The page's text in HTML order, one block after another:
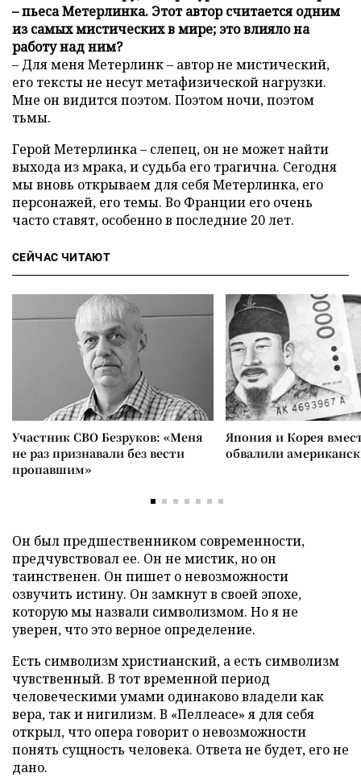
– пьеса Метерлинка. Этот автор считается одним
из самых мистических в мире; это влияло на
работу над ним?
– Для меня Метерлинк – автор не мистический,
его тексты не несут метафизической нагрузки.
Мне он видится поэтом. Поэтом ночи, поэтом
тьмы.
Герой Метерлинка – слепец, он не может найти
выхода из мрака, и судьба его трагична. Сегодня
мы вновь открываем для себя Метерлинка, его
персонажей, его темы. Во Франции его очень
часто ставят, особенно в последние 20 лет.
СЕЙЧАС ЧИТАЮТ
Участник СВО Безруков: «Меня
не раз признавали без вести
пропавшим»
Япония и Корея
обвалили
Он был предшественником современности,
предчувствовал ее. Он не мистик, но он
таинственен. Он пишет о невозможности
озвучить истину. Он замкнут в своей эпохе,
которую мы назвали символизмом. Но я не
уверен, что это верное определение.
Есть символизм христианский, а есть символизм
чувственный. В тот временной период
человеческими умами одинаково владели как
вера, так и нигилизм. В «Пеллеасе» я для себя
открыл, что опера говорит о невозможности
понять сущность человека. Ответа не будет, его не
дано.